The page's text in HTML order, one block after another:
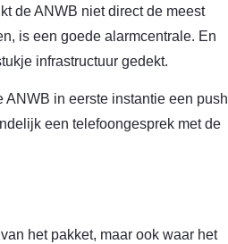
de ANWB niet direct de meest
is een goede alarmcentrale. En
infrastructuur gedekt.
in eerste instantie een push
een telefoongesprek met de
het pakket, maar ook waar het